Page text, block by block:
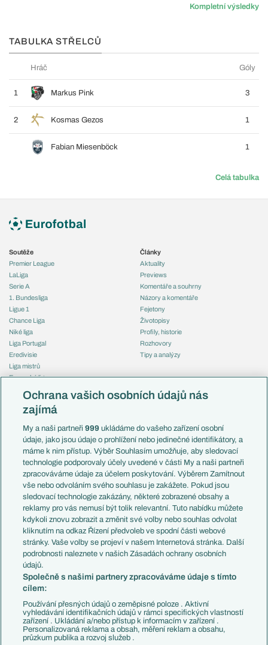
Kompletní výsledky
TABULKA STŘELCŮ
Hráč Góly
1 Markus Pink 3
2 Kosmas Gezos 1
Fabian Miesenböck 1
Celá tabulka
Soutěže
Premier League
LaLiga
Serie A
1. Bundesliga
Ligue 1
Chance Liga
Niké liga
Liga Portugal
Eredivisie
Liga mistrů
Evropská liga
Mistrovství světa
Liga národů
Témata
Představení týmů MS
EuroSkauting
PL v kostce
Evropské koeficienty
Přestupy
Přestupové spekulace
Zranění
Kluby
Arsenal FC
Chelsea FC
Manchester United
AC Milán
Juventus FC
Bayern Mnichov
FC Barcelona
Real Madrid
Články
Aktuality
Previews
Komentáře a souhrny
Názory a komentáře
Fejetony
Životopisy
Profily, historie
Rozhovory
Tipy a analýzy
Česko
Francie
Itálie
Německo
Španělsko
Argentina
Brazílie
Přestupy
Zápasy
Livescore
Tipovací soutěž
Ochrana vašich osobních údajů nás
zajímá
My a naši partneři999 ukládáme do vašeho zařízení osobní
údaje, jako jsou údaje o prohlížení nebo jedinečné identifikátory, a
máme k nim přístup. Výběr Souhlasím umožňuje, aby sledovací
technologie podporovaly účely uvedené v části My a naši partneři
zpracováváme údaje za účelem poskytování. Výběrem Zamítnout
vše nebo odvoláním svého souhlasu je zakážete. Pokud jsou
sledovací technologie zakázány, některé zobrazené obsahy a
reklamy pro vás nemusí být tolik relevantní. Tuto nabídku můžete
kdykoli znovu zobrazit a změnit své volby nebo souhlas odvolat
kliknutím na odkaz Řízení předvoleb ve spodní části webové
stránky. Vaše volby se projeví v našem Internetová stránka. Další
podrobnosti naleznete v našich Zásadách ochrany osobních
údajů.
Společně s našimi partnery zpracováváme údaje s tímto
cílem:
Používání přesných údajů o zeměpisné poloze . Aktivní
vyhledávání identifikačních údajů v rámci specifických vlastností
zařízení . Ukládání a/nebo přístup k informacím v zařízení .
Personalizovaná reklama a obsah, měření reklam a obsahu,
průzkum publika a rozvoj služeb .